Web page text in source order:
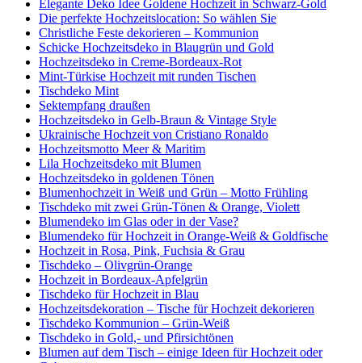
Elegante Deko Idee Goldene Hochzeit in Schwarz-Gold
Die perfekte Hochzeitslocation: So wählen Sie
Christliche Feste dekorieren – Kommunion
Schicke Hochzeitsdeko in Blaugrün und Gold
Hochzeitsdeko in Creme-Bordeaux-Rot
Mint-Türkise Hochzeit mit runden Tischen
Tischdeko Mint
Sektempfang draußen
Hochzeitsdeko in Gelb-Braun & Vintage Style
Ukrainische Hochzeit von Cristiano Ronaldo
Hochzeitsmotto Meer & Maritim
Lila Hochzeitsdeko mit Blumen
Hochzeitsdeko in goldenen Tönen
Blumenhochzeit in Weiß und Grün – Motto Frühling
Tischdeko mit zwei Grün-Tönen & Orange, Violett
Blumendeko im Glas oder in der Vase?
Blumendeko für Hochzeit in Orange-Weiß & Goldfische
Hochzeit in Rosa, Pink, Fuchsia & Grau
Tischdeko – Olivgrün-Orange
Hochzeit in Bordeaux-Apfelgrün
Tischdeko für Hochzeit in Blau
Hochzeitsdekoration – Tische für Hochzeit dekorieren
Tischdeko Kommunion – Grün-Weiß
Tischdeko in Gold,- und Pfirsichtönen
Blumen auf dem Tisch – einige Ideen für Hochzeit oder